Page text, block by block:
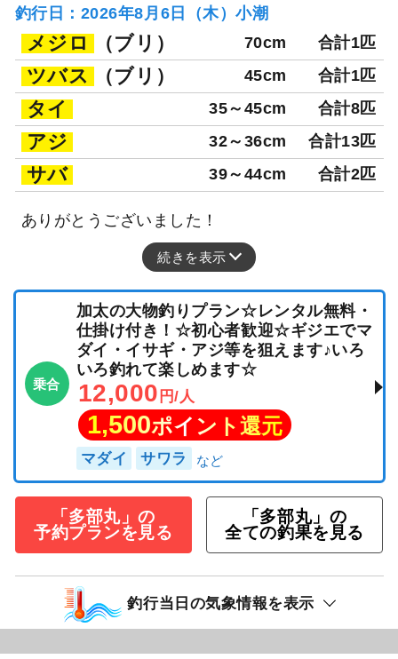
釣行日：2026年8月6日（木）小潮
メジロ （ブリ） 70cm 合計1匹
ツバス （ブリ） 45cm 合計1匹
タイ 35～45cm 合計8匹
アジ 32～36cm 合計13匹
サバ 39～44cm 合計2匹
ありがとうございました！
続きを表示
乗合
加太の大物釣りプラン☆レンタル無料・
仕掛け付き！☆初心者歓迎☆ギジエでマ
ダイ・イサギ・アジ等を狙えます♪いろ
いろ釣れて楽しめます☆
12,000 円/人
1,500ポイント還元
マダイ サワラ
「多部丸」の
予約プランを見る
「多部丸」の
全ての釣果を見る
釣行当日の気象情報を表示